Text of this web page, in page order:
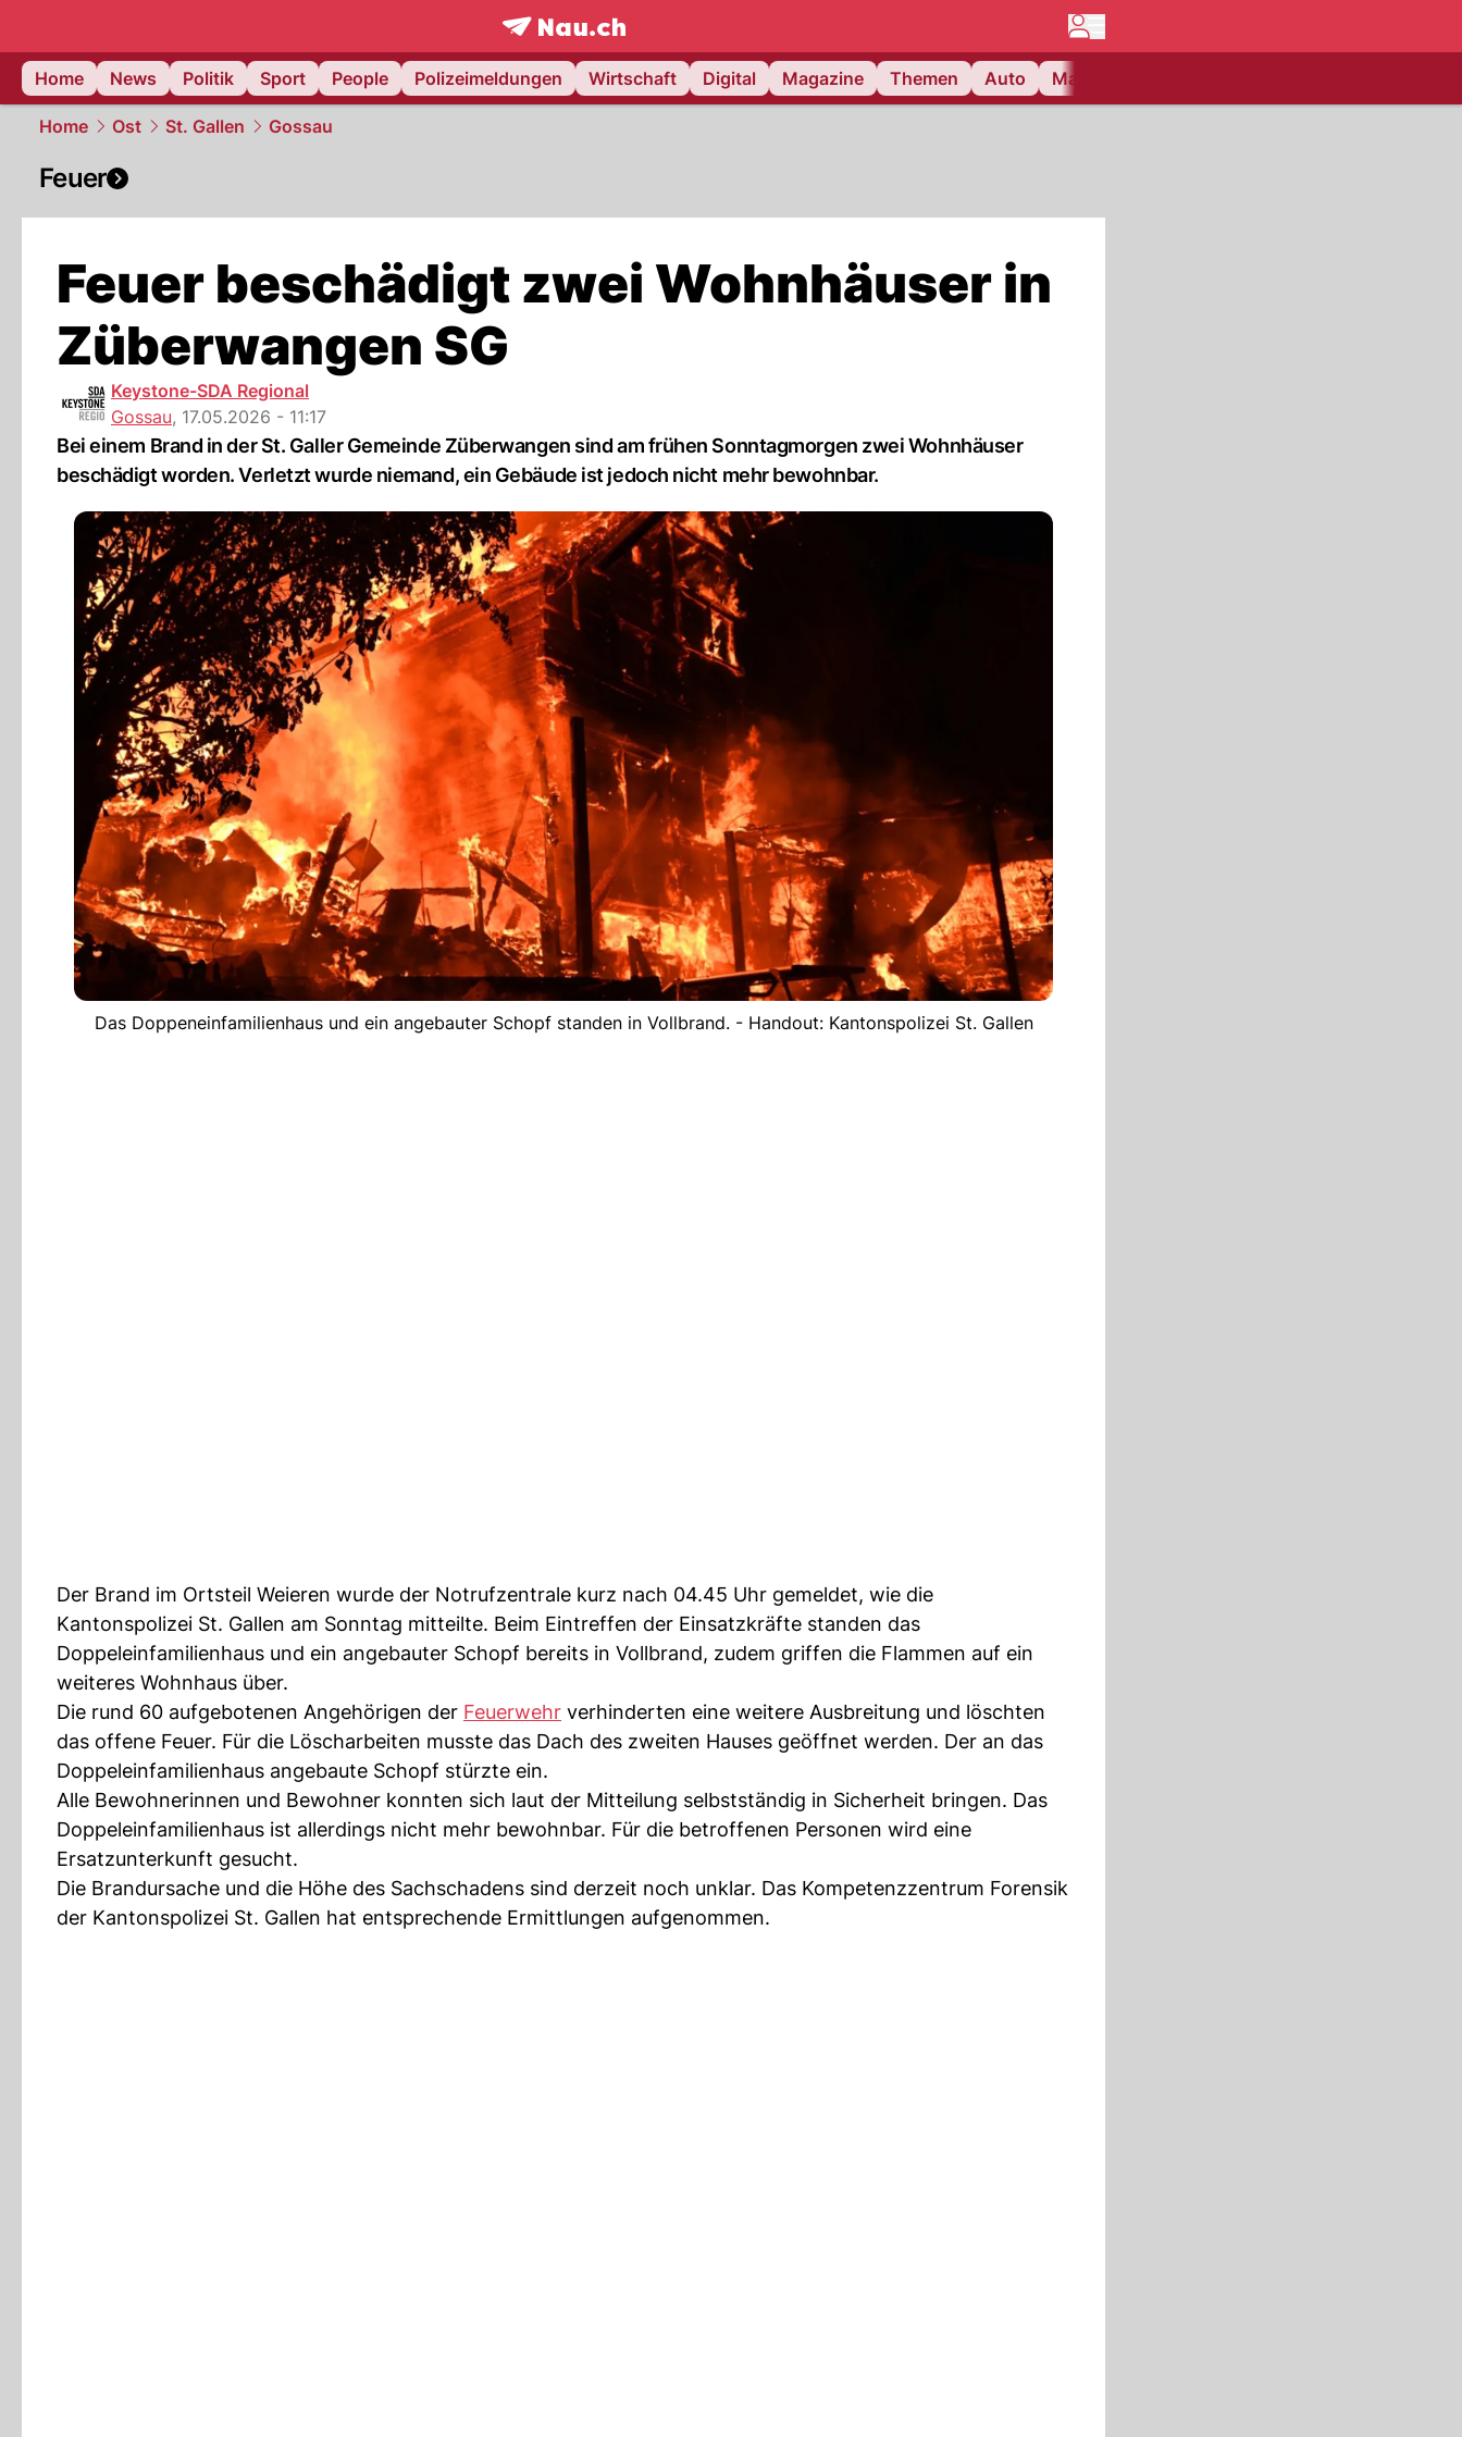
frontpage.NAU.ch
Home
News Politik Sport People Polizeimeldungen Wirtschaft Digital Magazine Themen Auto Matchcenter
Home Ost St. Gallen Gossau
Feuer
Feuer beschädigt zwei Wohnhäuser in
Züberwangen SG
Keystone-SDA Regional
Gossau, 17.05.2026 - 11:17
Bei einem Brand in der St. Galler Gemeinde Züberwangen sind am frühen Sonntagmorgen zwei Wohnhäuser
beschädigt worden. Verletzt wurde niemand, ein Gebäude ist jedoch nicht mehr bewohnbar.
Das Doppeneinfamilienhaus und ein angebauter Schopf standen in Vollbrand. - Handout: Kantonspolizei St. Gallen
Der Brand im Ortsteil Weieren wurde der Notrufzentrale kurz nach 04.45 Uhr gemeldet, wie die
Kantonspolizei St. Gallen am Sonntag mitteilte. Beim Eintreffen der Einsatzkräfte standen das
Doppeleinfamilienhaus und ein angebauter Schopf bereits in Vollbrand, zudem griffen die Flammen auf ein
weiteres Wohnhaus über.
Die rund 60 aufgebotenen Angehörigen der Feuerwehr verhinderten eine weitere Ausbreitung und löschten
das offene Feuer. Für die Löscharbeiten musste das Dach des zweiten Hauses geöffnet werden. Der an das
Doppeleinfamilienhaus angebaute Schopf stürzte ein.
Alle Bewohnerinnen und Bewohner konnten sich laut der Mitteilung selbstständig in Sicherheit bringen. Das
Doppeleinfamilienhaus ist allerdings nicht mehr bewohnbar. Für die betroffenen Personen wird eine
Ersatzunterkunft gesucht.
Die Brandursache und die Höhe des Sachschadens sind derzeit noch unklar. Das Kompetenzzentrum Forensik
der Kantonspolizei St. Gallen hat entsprechende Ermittlungen aufgenommen.